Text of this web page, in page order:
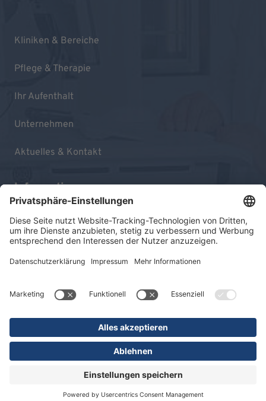
Kliniken & Bereiche
Pflege & Therapie
Ihr Aufenthalt
Unternehmen
Aktuelles & Kontakt
Informationen
Impressum
Datenschutz
© 2026 KLINIKEN DR. ERLER